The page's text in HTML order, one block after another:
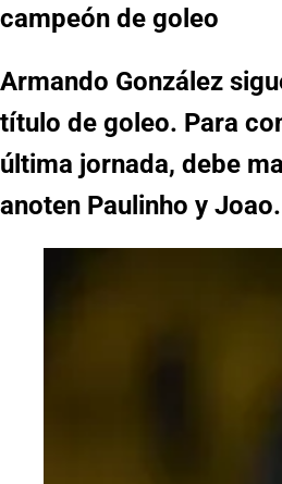
campeón de goleo
Armando González
título de goleo. Para
última jornada, debe
anoten Paulinho y Joao.